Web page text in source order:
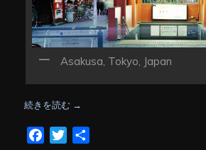
Asakusa, Tokyo, Japan
続きを読む →
FacebookTwitter